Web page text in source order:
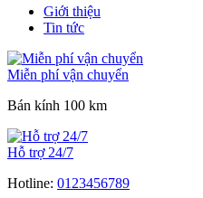
Giới thiệu
Tin tức
Miễn phí vận chuyển
Bán kính 100 km
Hỗ trợ 24/7
Hotline: 0123456789